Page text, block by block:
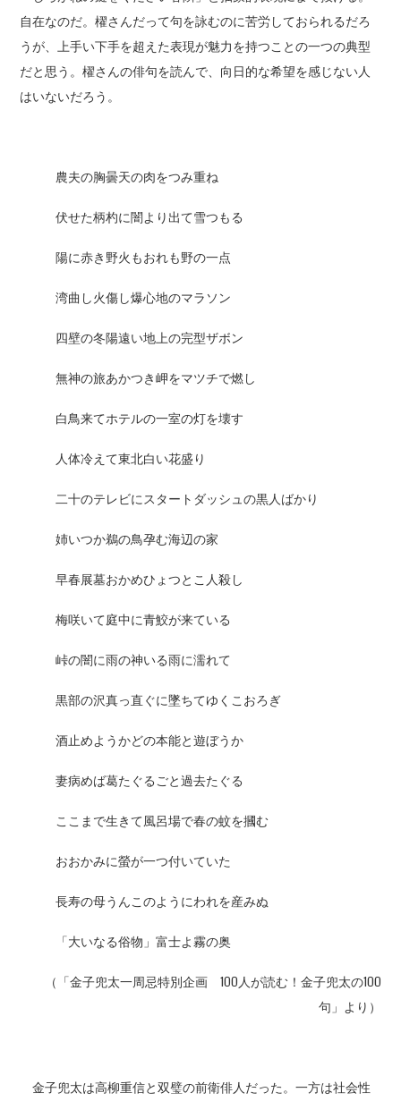
自在なのだ。櫂さんだって句を詠むのに苦労しておられるだろ
うが、上手い下手を超えた表現が魅力を持つことの一つの典型
だと思う。櫂さんの俳句を読んで、向日的な希望を感じない人
はいないだろう。
農夫の胸曇天の肉をつみ重ね
伏せた柄杓に闇より出て雪つもる
陽に赤き野火もおれも野の一点
湾曲し火傷し爆心地のマラソン
四壁の冬陽遠い地上の完型ザボン
無神の旅あかつき岬をマツチで燃し
白鳥来てホテルの一室の灯を壊す
人体冷えて東北白い花盛り
二十のテレビにスタートダッシュの黒人ばかり
姉いつか鵜の鳥孕む海辺の家
早春展墓おかめひょつとこ人殺し
梅咲いて庭中に青鮫が来ている
峠の闇に雨の神いる雨に濡れて
黒部の沢真っ直ぐに墜ちてゆくこおろぎ
酒止めようかどの本能と遊ぼうか
妻病めば葛たぐるごと過去たぐる
ここまで生きて風呂場で春の蚊を摑む
おおかみに螢が一つ付いていた
長寿の母うんこのようにわれを産みぬ
「大いなる俗物」富士よ霧の奥
（「金子兜太一周忌特別企画 100人が読む！金子兜太の100
句」より）
金子兜太は高柳重信と双璧の前衛俳人だった。一方は社会性